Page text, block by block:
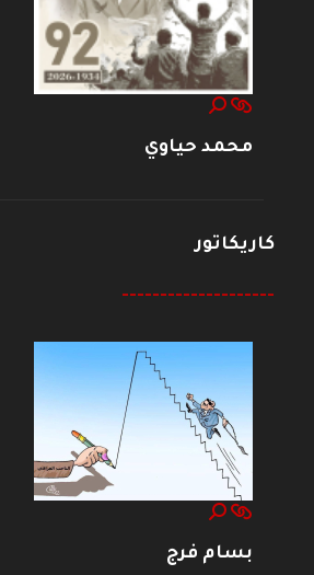
محمد حياوي
كاريكاتور
--------------------
بسام فرج